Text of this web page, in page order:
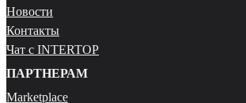
Новости
Контакты
Чат с INTERTOP
ПАРТНЕРАМ
Marketplace